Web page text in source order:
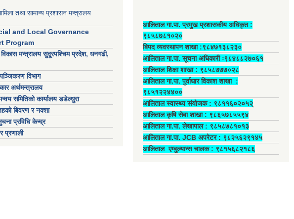
तथा सामान्य प्रशासन मन्त्रालय
and Local Governance
Program
विकास मन्त्रालय सुदूरपश्चिम प्रदेश, धनगढी,
विभाग
अर्थमन्त्रालय
समितिको कार्यालय डडेल्धुरा
बिवरण र नक्शा
प्रविधि केन्द्र
प्रणाली
आलिताल गा.पा. प्रमुख प्रशासकीय अधिकृत ‍:
९८५८७८१०२०
बिपद व्यवस्थापन शाखा :९८४७१३८२३०
आलिताल गा.पा. सूचना अधिकारी ः९८४८८२७०६१
आलिताल शिक्षा शाखा : ९८५८७७७०२८
आलिताल गा.पा. पुर्वाधार विकाश शाखा ‍:
९८५१२२४४००
आलिताल स्वास्थ्य संयोजक ‍: ९८११६०२०५२्
आलिताल कृषि सेबा शाखा : ९८६५७८५५९४
आलिताल गा.पा. लेखापाल ‍: ९८५८७८१०१३
आलिताल गा.पा. JCB अपरेटर ‍: ९८२५६२९१४५
आलिताल एम्बुल्यान्स चालक ‍: ९८१५६८२१८६